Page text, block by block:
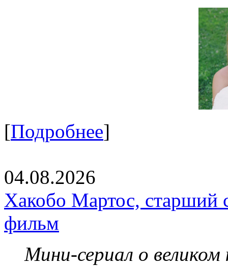
[Подробнее]
04.08.2026
Хакобо Мартос, старший
фильм
Мини-сериал о великом